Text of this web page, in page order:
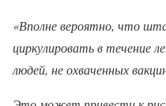
«Вполне вероятно, что
циркулировать в течение
людей, не охваченных